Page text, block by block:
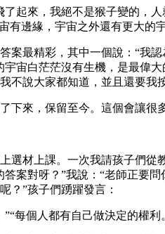
了起來，我絕不是猴子變的，
有邊緣，宇宙之外還有更大的
案最精彩，其中一個說：“我
宙白茫茫沒有生機，是最偉
不說大家都知道，並且還要我
下來，保留至今。這個會讓很
選材上課。一次我請孩子們
案對呀？”我說：“老師正要
？”孩子們踴躍發言：
每個人都有自己做決定的權